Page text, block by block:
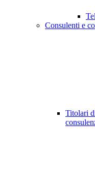
Consulenti e
Titolari